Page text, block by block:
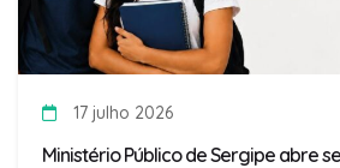
17 julho 2026
Ministério Público de Sergipe abre